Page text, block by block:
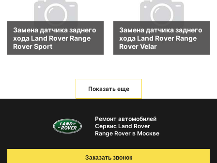
Замена датчика заднего
хода Land Rover Range
Rover Sport
Замена датчика заднего
хода Land Rover Range
Rover Velar
Показать еще
Ремонт автомобилей
Сервис Land Rover
Range Rover в Москве
Заказать звонок